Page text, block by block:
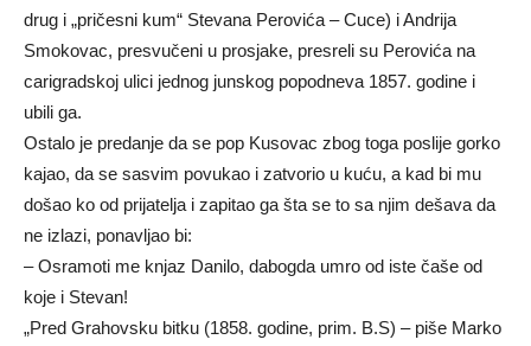
drug i „pričesni kum“ Stevana Perovića – Cuce) i Andrija
Smokovac, presvučeni u prosjake, presreli su Perovića na
carigradskoj ulici jednog junskog popodneva 1857. godine i
ubili ga.
Ostalo je predanje da se pop Kusovac zbog toga poslije gorko
kajao, da se sasvim povukao i zatvorio u kuću, a kad bi mu
došao ko od prijatelja i zapitao ga šta se to sa njim dešava da
ne izlazi, ponavljao bi:
– Osramoti me knjaz Danilo, dabogda umro od iste čaše od
koje i Stevan!
„Pred Grahovsku bitku (1858. godine, prim. B.S) – piše Marko